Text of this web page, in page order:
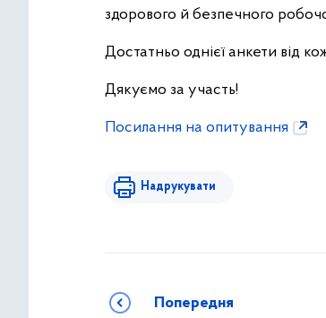
здорового й безпечного
Достатньо однієї анкети від
Дякуємо за участь!
Посилання на опитування
Надрукувати
Попередня